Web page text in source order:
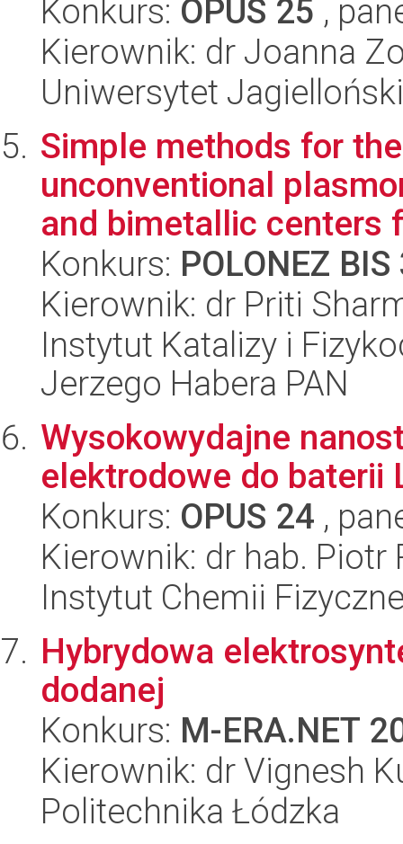
Konkurs: OPUS 25 ,
Kierownik: dr Joanna
Uniwersytet
Simple methods for
unconventional
and bimetallic centers
Konkurs: POLONEZ BIS
Kierownik: dr Priti
Instytut Katalizy i
Jerzego Habera PAN
Wysokowydajne
elektrodowe do baterii
Konkurs: OPUS 24 ,
Kierownik: dr hab. Piotr
Instytut Chemii
Hybrydowa
dodanej
Konkurs: M-ERA.NET
Kierownik: dr Vignesh
Politechnika Łódzka